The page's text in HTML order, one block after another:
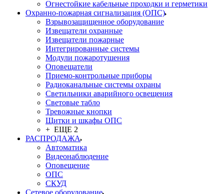
Огнестойкие кабельные проходки и герметики
Охранно-пожарная сигнализация (ОПС)
Взрывозащищенное оборудование
Извещатели охранные
Извещатели пожарные
Интегрированные системы
Модули пожаротушения
Оповещатели
Приемо-контрольные приборы
Радиоканальные системы охраны
Светильники аварийного освещения
Световые табло
Тревожные кнопки
Щитки и шкафы ОПС
+ ЕЩЕ 2
РАСПРОДАЖА
Автоматика
Видеонаблюдение
Оповещение
ОПС
СКУД
Сетевое оборудование